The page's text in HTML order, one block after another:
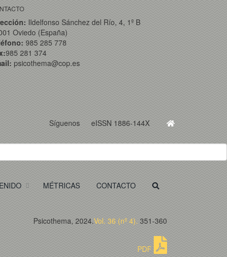
Ildelfonso Sánchez del Río, 4, 1º B
Oviedo (España)
985 285 778
985 281 374
psicothema@cop.es
Síguenos eISSN 1886-144X
MÉTRICAS CONTACTO
Psicothema, 2024.Vol. 36 (nº 4). 351-360
PDF